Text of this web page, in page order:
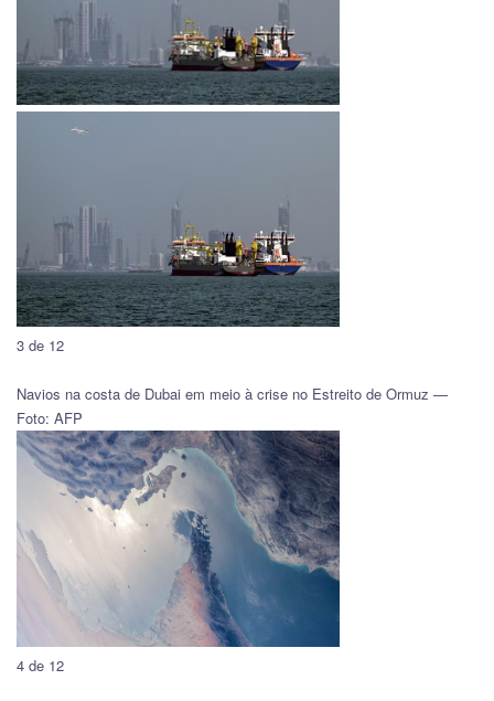
3 de 12
Navios na costa de Dubai em meio à crise no Estreito de Ormuz —
Foto: AFP
4 de 12